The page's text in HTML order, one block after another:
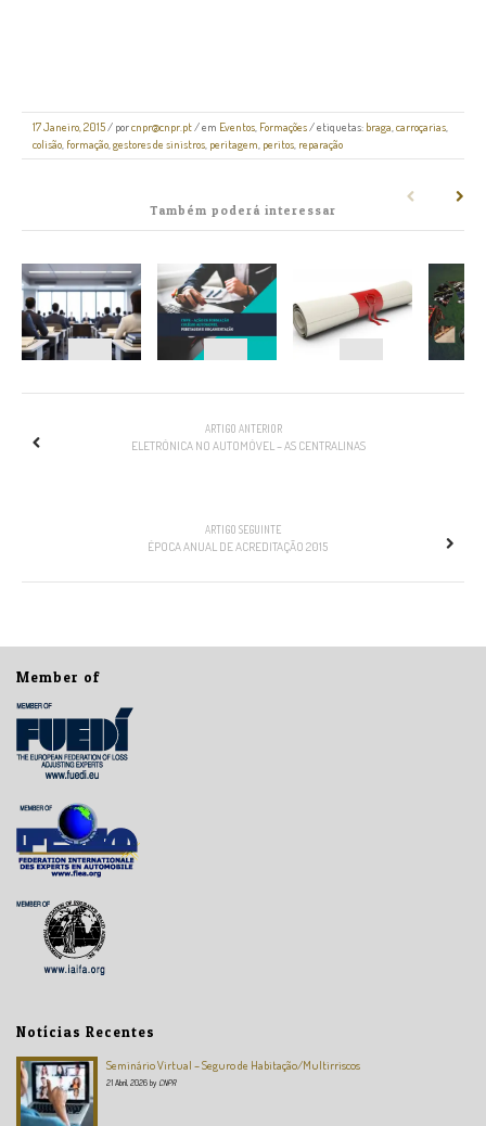
17 Janeiro, 2015/ porcnpr@cnpr.pt/ em Eventos, Formações/ etiquetas: braga,carroçarias,
colisão, formação,gestores de sinistros, peritagem, peritos, reparação
Também poderá interessar
ARTIGO ANTERIOR
ELETRÓNICA NO AUTOMÓVEL – AS CENTRALINAS
ARTIGO SEGUINTE
ÉPOCA ANUAL DE ACREDITAÇÃO 2015
Member of
Notícias Recentes
Seminário Virtual – Seguro de Habitação/Multirriscos
21 Abril, 2026 by CNPR